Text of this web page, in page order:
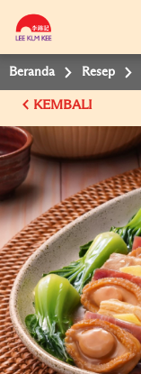
Beranda Resep
KEMBALI